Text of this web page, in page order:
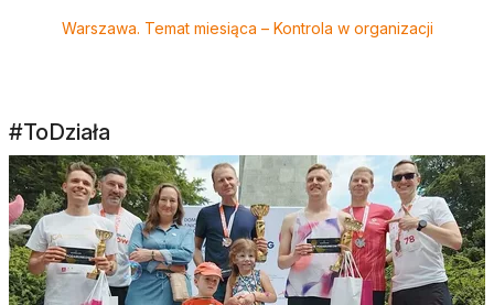
Warszawa. Temat miesiąca – Kontrola w organizacji
#ToDziała